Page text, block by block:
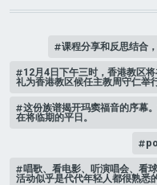
课程分享和反思结合
12月4日下午三时，香港教区
礼为香港教区候任主教周守仁举
这份族谱揭开玛窦福音的序幕
在将临期的平日。
唱歌、看电影、听演唱会、看
活动似乎是代代年轻人都很熟悉